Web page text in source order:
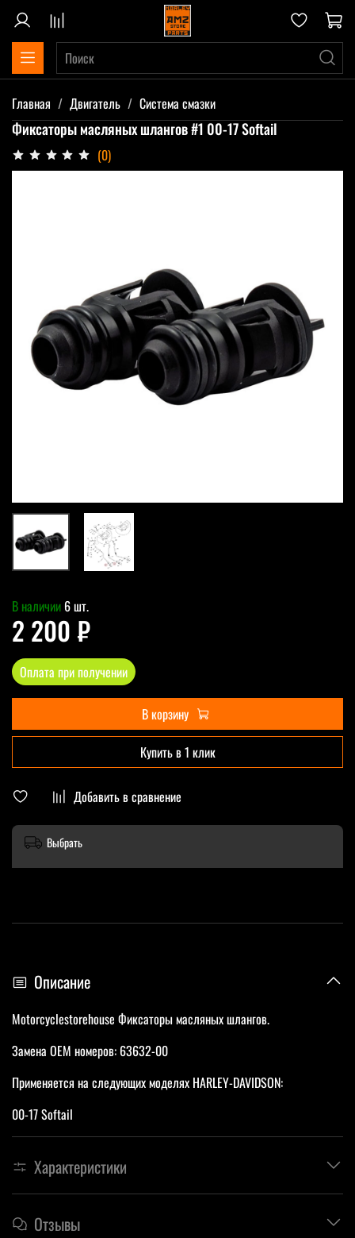
Главная Двигатель Система смазки
Фиксаторы масляных шлангов #1 00-17 Softail
(0)
Добавить в сравнение
В наличии 6 шт.
2 200 ₽
Оплата при получении
В корзину
Купить в 1 клик
Выбрать
Описание
Motorcyclestorehouse Фиксаторы масляных шлангов.
Замена OEM номеров: 63632-00
Применяется на следующих моделях HARLEY-DAVIDSON:
00-17 Softail
Характеристики
Отзывы